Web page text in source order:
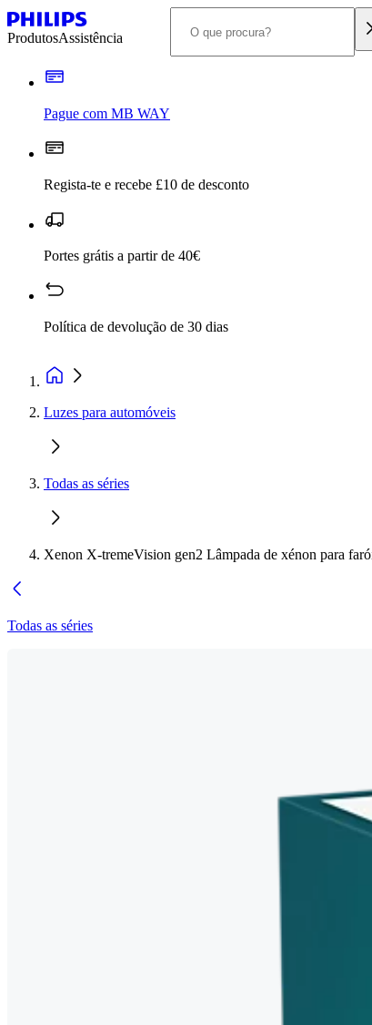
ProdutosAssistência
Pague com MB WAY
Regista-te e recebe £10 de desconto
Portes grátis a partir de 40€
Política de devolução de 30 dias
Luzes para automóveis
Todas as séries
Xenon X-tremeVision gen2 Lâmpada de xénon para
Todas as séries